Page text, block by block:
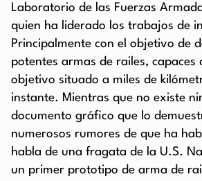
Laboratorio de las Fuerzas
quien ha liderado los trabajos de
Principalmente con el objetivo de
potentes armas de railes, capaces
objetivo situado a miles de
instante. Mientras que no existe
documento gráfico que lo
numerosos rumores de que ha
habla de una fragata de la U.S.
un primer prototipo de arma de